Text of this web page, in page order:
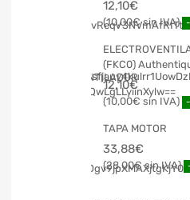
12,10€
10,00€
(FKC0)
12,10€
10,00€
TAPA MOTOR
33,88€
28,00€